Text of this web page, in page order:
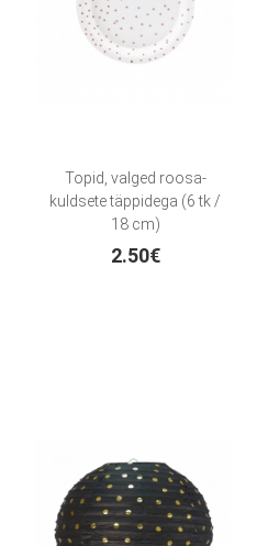
Topid, valged roosa-
kuldsete täppidega (6 tk /
18 cm)
2.50€